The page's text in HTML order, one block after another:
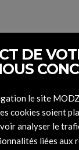
DE
le site
cookies soient
analyser le
liées aux